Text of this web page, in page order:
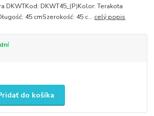
DKWTKod: DKWT45_(P)Kolor: Terakota
45 cmSzerokość: 45 c... celý popis
do košíka